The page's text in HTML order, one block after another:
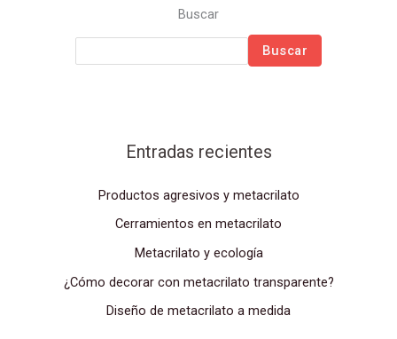
Buscar
Buscar
Entradas recientes
Productos agresivos y metacrilato
Cerramientos en metacrilato
Metacrilato y ecología
¿Cómo decorar con metacrilato transparente?
Diseño de metacrilato a medida